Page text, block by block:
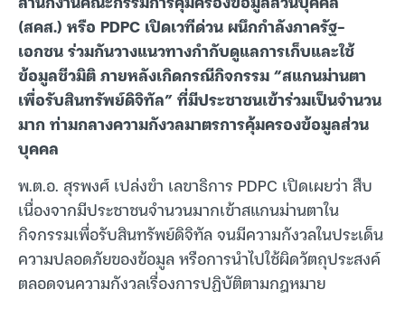
(สคส.) หรือ PDPC เปิดเวทีด่วน ผนึกกำลังภาครัฐ-
เอกชน ร่วมกันวางแนวทางกำกับดูแลการเก็บและใช้
ข้อมูลชีวมิติ ภายหลังเกิดกรณีกิจกรรม “สแกนม่านตา
เพื่อรับสินทรัพย์ดิจิทัล” ที่มีประชาชนเข้าร่วมเป็นจำนวน
มาก ท่ามกลางความกังวลมาตรการคุ้มครองข้อมูลส่วน
บุคคล
พ.ต.อ. สุรพงศ์ เปล่งขำ เลขาธิการ PDPC เปิดเผยว่า สืบ
เนื่องจากมีประชาชนจำนวนมากเข้าสแกนม่านตาใน
กิจกรรมเพื่อรับสินทรัพย์ดิจิทัล จนมีความกังวลในประเด็น
ความปลอดภัยของข้อมูล หรือการนำไปใช้ผิดวัตถุประสงค์
ตลอดจนความกังวลเรื่องการปฏิบัติตามกฎหมาย